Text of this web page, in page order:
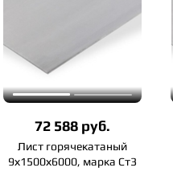
72 588 руб.
Лист горячекатаный
9х1500х6000, марка Ст3